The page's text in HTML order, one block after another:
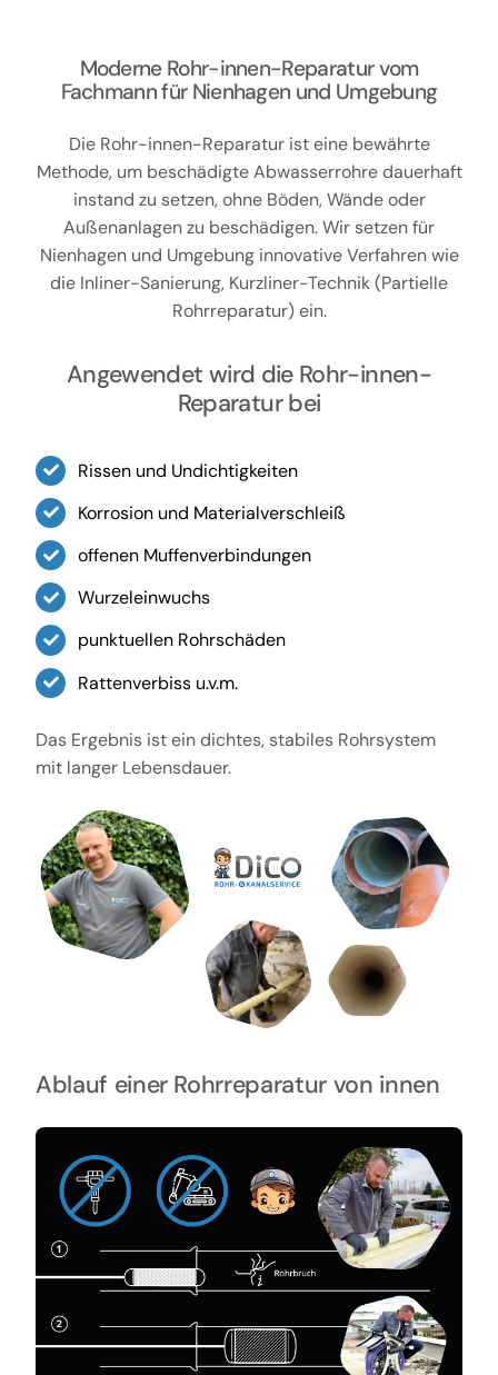
Moderne Rohr-innen-Reparatur vom
Fachmann für Nienhagen und Umgebung
Die Rohr-innen-Reparatur ist eine bewährte
Methode, um beschädigte Abwasserrohre dauerhaft
instand zu setzen, ohne Böden, Wände oder
Außenanlagen zu beschädigen. Wir setzen für
Nienhagen und Umgebung innovative Verfahren wie
die Inliner-Sanierung, Kurzliner-Technik (Partielle
Rohrreparatur) ein.
Angewendet wird die Rohr-innen-
Reparatur bei
Rissen und Undichtigkeiten
Korrosion und Materialverschleiß
offenen Muffenverbindungen
Wurzeleinwuchs
punktuellen Rohrschäden
Rattenverbiss u.v.m.
Das Ergebnis ist ein dichtes, stabiles Rohrsystem
mit langer Lebensdauer.
Ablauf einer Rohrreparatur von innen